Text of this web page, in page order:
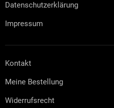
Datenschutzerklärung
Impressum
Kontakt
Meine Bestellung
Widerrufsrecht